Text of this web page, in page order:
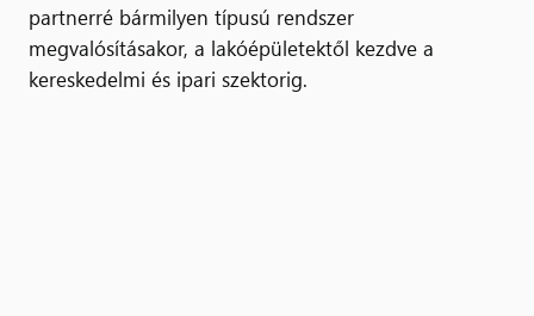
partnerré bármilyen típusú rendszer
megvalósításakor, a lakóépületektől kezdve a
kereskedelmi és ipari szektorig.